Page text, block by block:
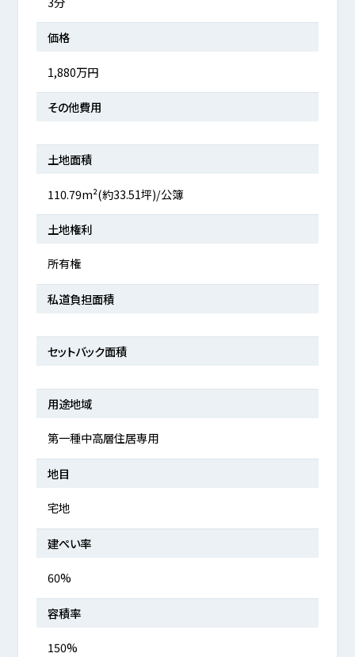
価格
1,880万円
その他費用
土地面積
110.79m²(約33.51坪)/公簿
土地権利
所有権
私道負担面積
セットバック面積
用途地域
第一種中高層住居専用
地目
宅地
建ぺい率
60%
容積率
150%